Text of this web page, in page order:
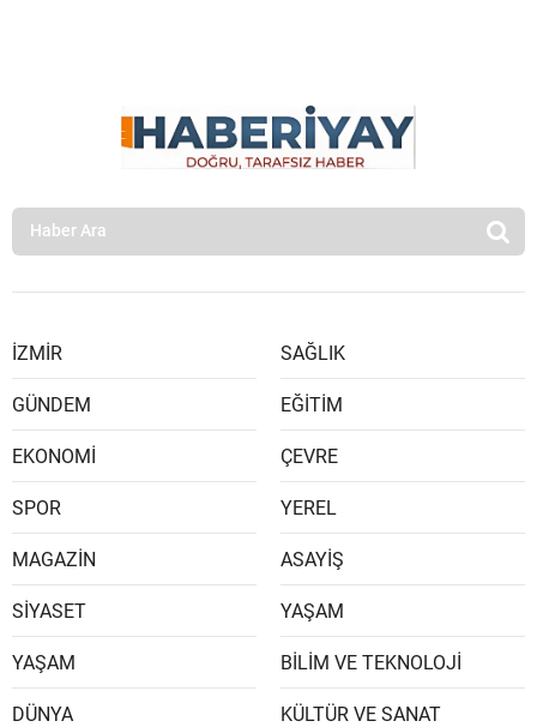
İZMİR
GÜNDEM
EKONOMİ
SPOR
MAGAZİN
SİYASET
YAŞAM
DÜNYA
SAĞLIK
EĞİTİM
ÇEVRE
YEREL
ASAYİŞ
YAŞAM
BİLİM VE TEKNOLOJİ
KÜLTÜR VE SANAT